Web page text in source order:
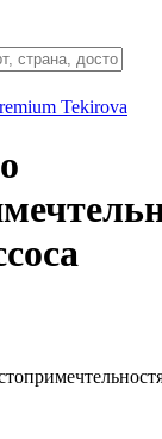
Tekirova